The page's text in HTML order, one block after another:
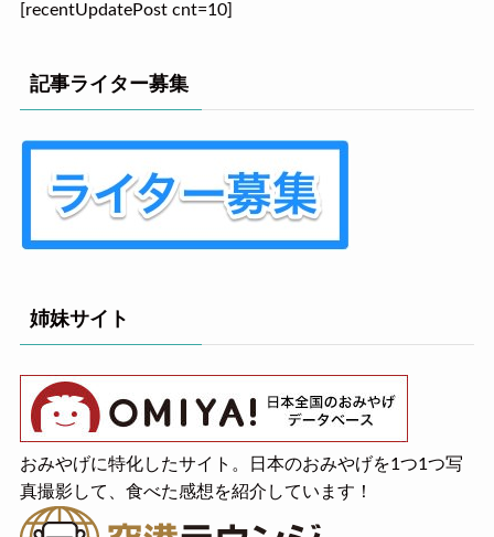
[recentUpdatePost cnt=10]
記事ライター募集
姉妹サイト
おみやげに特化したサイト。日本のおみやげを1つ1つ写
真撮影して、食べた感想を紹介しています！